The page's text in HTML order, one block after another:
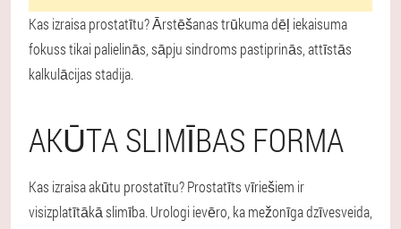
Kas izraisa prostatītu? Ārstēšanas trūkuma dēļ iekaisuma
fokuss tikai palielinās, sāpju sindroms pastiprinās, attīstās
kalkulācijas stadija.
AKŪTA SLIMĪBAS FORMA
Kas izraisa akūtu prostatītu? Prostatīts vīriešiem ir
visizplatītākā slimība. Urologi ievēro, ka mežonīga dzīvesveida,